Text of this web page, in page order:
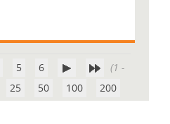
5 6
25 50 100 200